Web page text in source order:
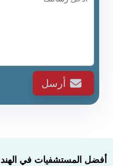
أرسل
أفضل المستشفيات في الهند